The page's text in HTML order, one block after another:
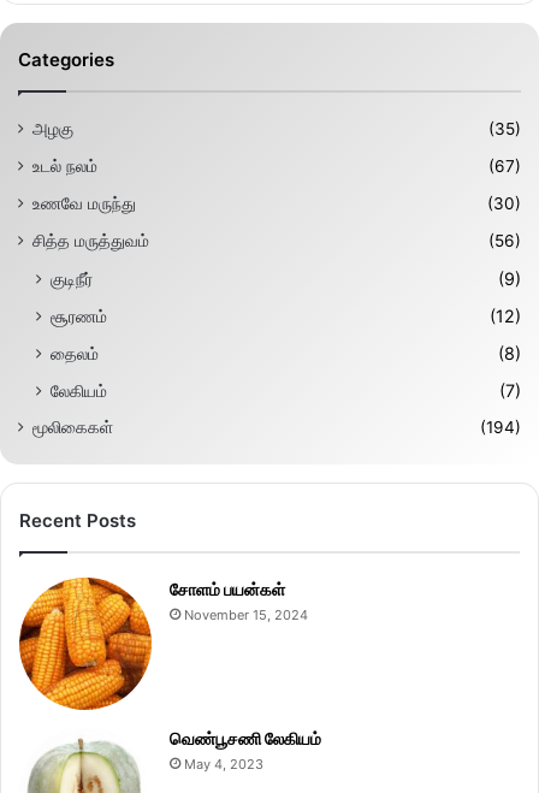
Categories
அழகு
(35)
உடல் நலம்
(67)
உணவே மருந்து
(30)
சித்த மருத்துவம்
(56)
குடிநீர்
(9)
சூரணம்
(12)
தைலம்
(8)
லேகியம்
(7)
மூலிகைகள் (194)
Recent Posts
சோளம் பயன்கள்
November 15, 2024
வெண்பூசணி லேகியம்
May 4, 2023